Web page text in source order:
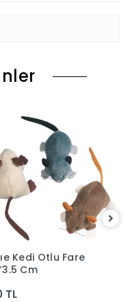
Kedi Otlu Fare
Cm
TL